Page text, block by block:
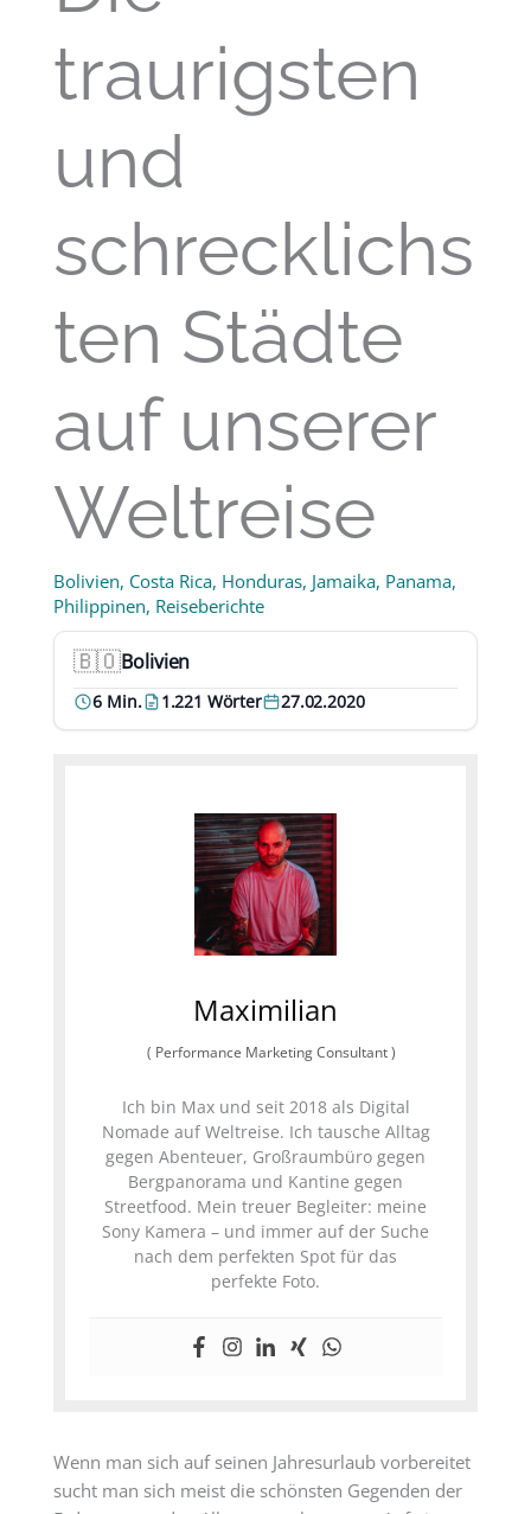
traurigsten
und
schrecklichs
ten Städte
auf unserer
Weltreise
Bolivien, Costa Rica, Honduras, Jamaika, Panama,
Philippinen, Reiseberichte
🇧🇴
Land: Bolivien
Lesezeit:
6 Min.Umfang:
1.221 WörterDatum:
27.02.2020
Maximilian
( Performance Marketing Consultant)
Ich bin Max und seit 2018 als Digital
Nomade auf Weltreise. Ich tausche Alltag
gegen Abenteuer, Großraumbüro gegen
Bergpanorama und Kantine gegen
Streetfood. Mein treuer Begleiter: meine
Sony Kamera – und immer auf der Suche
nach dem perfekten Spot für das
perfekte Foto.
Wenn man sich auf seinen Jahresurlaub vorbereitet
sucht man sich meist die schönsten Gegenden der